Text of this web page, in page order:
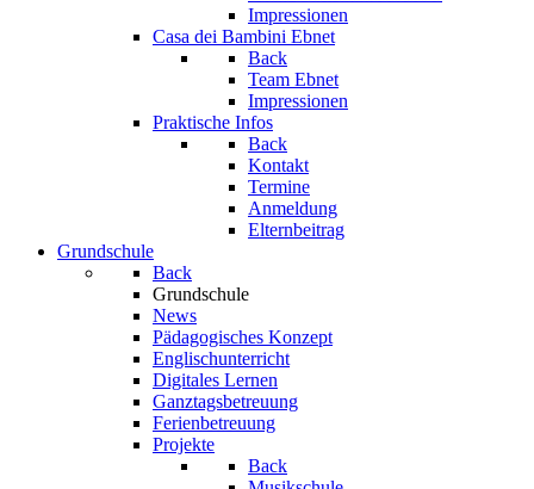
Impressionen
Casa dei Bambini Ebnet
Back
Team Ebnet
Impressionen
Praktische Infos
Back
Kontakt
Termine
Anmeldung
Elternbeitrag
Grundschule
Back
Grundschule
News
Pädagogisches Konzept
Englischunterricht
Digitales Lernen
Ganztagsbetreuung
Ferienbetreuung
Projekte
Back